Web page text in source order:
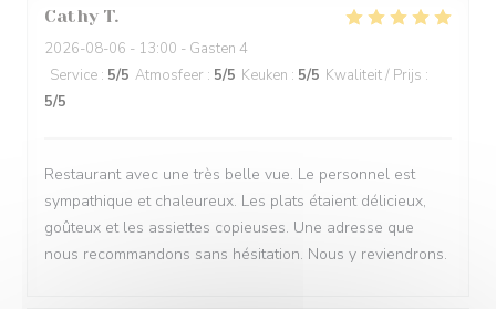
Cathy T
2026-08-06 - 13:00 - Gasten 4
Service : 5/5 Atmosfeer : 5/5 Keuken : 5/5 Kwaliteit / Prijs :
5/5
Restaurant avec une très belle vue. Le personnel est
sympathique et chaleureux. Les plats étaient délicieux,
goûteux et les assiettes copieuses. Une adresse que
nous recommandons sans hésitation. Nous y reviendrons.